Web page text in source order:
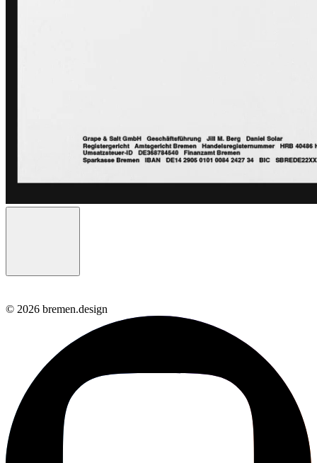
© 2026 bremen.design